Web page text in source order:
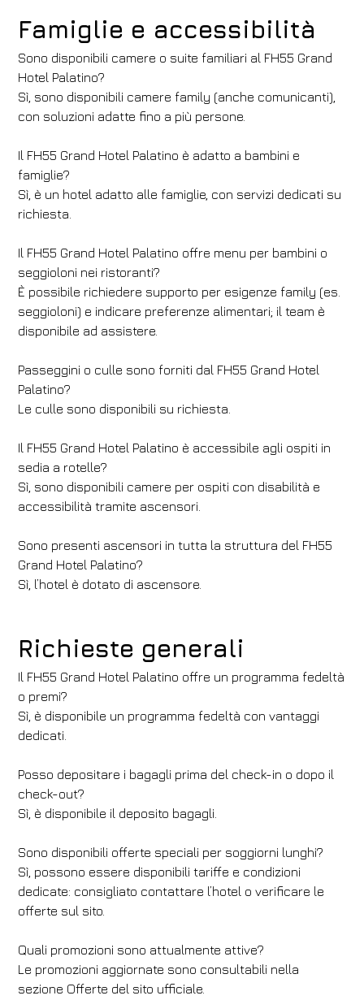
Famiglie e accessibilità
Sono disponibili camere o suite familiari al FH55 Grand
Hotel Palatino?
Sì, sono disponibili camere family (anche comunicanti),
con soluzioni adatte fino a più persone.
Il FH55 Grand Hotel Palatino è adatto a bambini e
famiglie?
Sì, è un hotel adatto alle famiglie, con servizi dedicati su
richiesta.
Il FH55 Grand Hotel Palatino offre menu per bambini o
seggioloni nei ristoranti?
È possibile richiedere supporto per esigenze family (es.
seggioloni) e indicare preferenze alimentari; il team è
disponibile ad assistere.
Passeggini o culle sono forniti dal FH55 Grand Hotel
Palatino?
Le culle sono disponibili su richiesta.
Il FH55 Grand Hotel Palatino è accessibile agli ospiti in
sedia a rotelle?
Sì, sono disponibili camere per ospiti con disabilità e
accessibilità tramite ascensori.
Sono presenti ascensori in tutta la struttura del FH55
Grand Hotel Palatino?
Sì, l’hotel è dotato di ascensore.
Richieste generali
Il FH55 Grand Hotel Palatino offre un programma fedeltà
o premi?
Sì, è disponibile un programma fedeltà con vantaggi
dedicati.
Posso depositare i bagagli prima del check-in o dopo il
check-out?
Sì, è disponibile il deposito bagagli.
Sono disponibili offerte speciali per soggiorni lunghi?
Sì, possono essere disponibili tariffe e condizioni
dedicate: consigliato contattare l’hotel o verificare le
offerte sul sito.
Quali promozioni sono attualmente attive?
Le promozioni aggiornate sono consultabili nella
sezione Offerte del sito ufficiale.